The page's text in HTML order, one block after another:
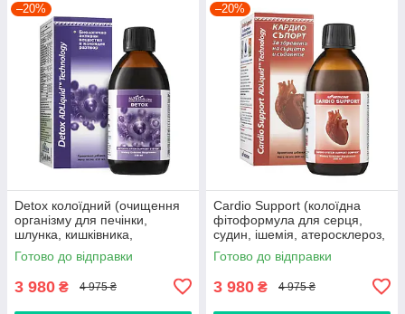
–20%
Detox колоїдний (очищення
організму для печінки,
шлунка, кишківника,
дисбактеріоз, холецистит,
панкреатит, закрепи, алергія)
Готово до відправки
3 980 ₴ 4 975 ₴
–20%
Cardio Support (колоїдна
фітоформула для серця,
судин, ішемія, атеросклероз,
тиск, гіпертонія, інфаркт,
аритмія, тромби)
Готово до відправки
3 980 ₴ 4 975 ₴